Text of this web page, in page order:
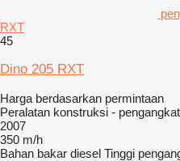
RXT
45
Dino 205 RXT
Harga berdasarkan permintaan
Peralatan konstruksi -
2007
350 m/h
Bahan bakar diesel Tinggi